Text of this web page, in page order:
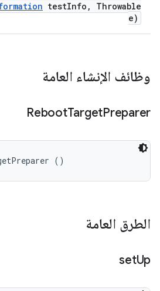
testInfo ,
Throwable
e)
وظائف الإنشاء العامة
RebootTargetPreparer
()
الطرق العامة
setUp